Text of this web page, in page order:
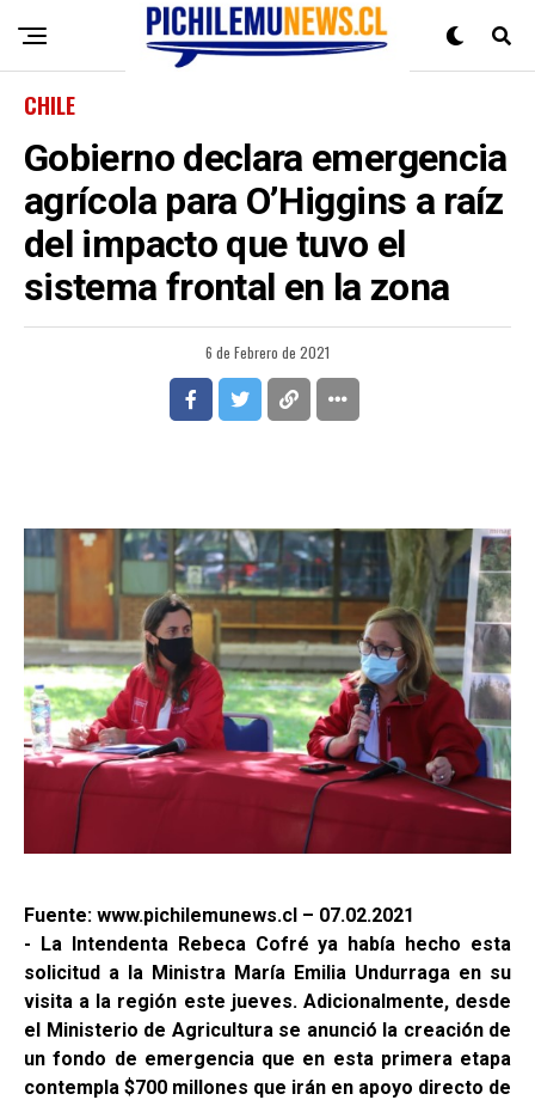
CHILE
Gobierno declara emergencia
agrícola para O’Higgins a raíz
del impacto que tuvo el
sistema frontal en la zona
6 de Febrero de 2021
Fuente: www.pichilemunews.cl – 07.02.2021
- La Intendenta Rebeca Cofré ya había hecho esta
solicitud a la Ministra María Emilia Undurraga en su
visita a la región este jueves. Adicionalmente, desde
el Ministerio de Agricultura se anunció la creación de
un fondo de emergencia que en esta primera etapa
contempla $700 millones que irán en apoyo directo de